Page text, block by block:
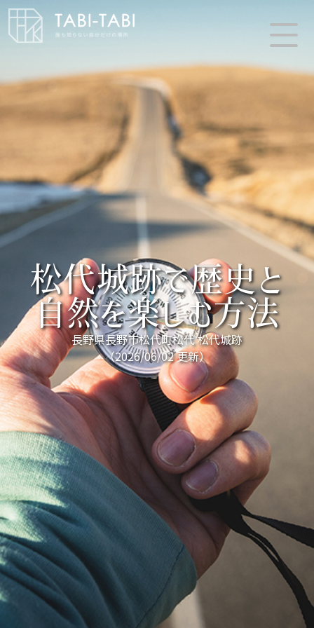
松代城跡で歴史と
自然を楽しむ方法
長野県長野市松代町松代 松代城跡
（2026/06/02 更新）